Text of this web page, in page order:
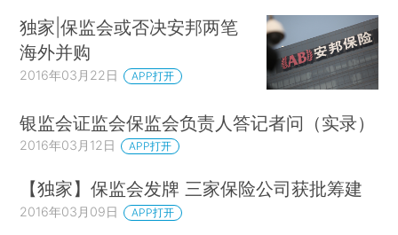
独家|保监会或否决安邦两笔
海外并购
2016年03月22日 APP打开
银监会证监会保监会负责人答记者问（实录）
2016年03月12日 APP打开
【独家】保监会发牌 三家保险公司获批筹建
2016年03月09日 APP打开